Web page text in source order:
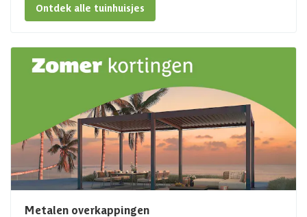
Ontdek alle tuinhuisjes
Metalen overkappingen